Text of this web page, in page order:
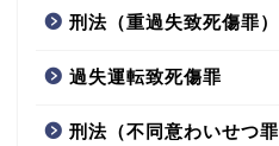
刑法（重過失致死傷罪）
過失運転致死傷罪
刑法（不同意わいせつ罪